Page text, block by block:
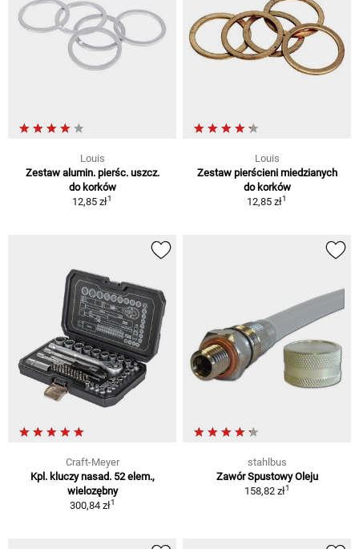
Louis
Zestaw alumin. pierśc. uszcz.
do korków
12,85 zł1
Louis
Zestaw pierścieni miedzianych
do korków
12,85 zł1
Craft-Meyer
Kpl. kluczy nasad. 52 elem.,
wielozębny
300,84 zł1
stahlbus
Zawór Spustowy Oleju
158,82 zł1